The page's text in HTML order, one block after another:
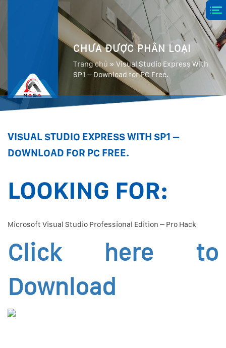
CHƯA ĐƯỢC PHÂN LOẠI
Trang chủ » Visual Studio Express With
SP1 – Download for PC Free.
VISUAL STUDIO EXPRESS WITH SP1 –
DOWNLOAD FOR PC FREE.
LOOKING FOR:
Microsoft Visual Studio Professional Edition – Pro Hack
Click here to
Download